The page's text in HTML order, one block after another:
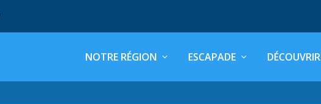
NOTRE RÉGION ESCAPADE DÉCOUVRIR